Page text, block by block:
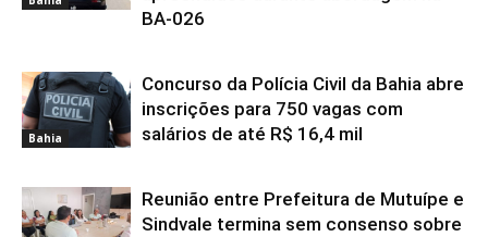
BA-026
Bahia
Concurso da Polícia Civil da Bahia abre
inscrições para 750 vagas com
salários de até R$ 16,4 mil
Reunião entre Prefeitura de Mutuípe e
Sindvale termina sem consenso sobre